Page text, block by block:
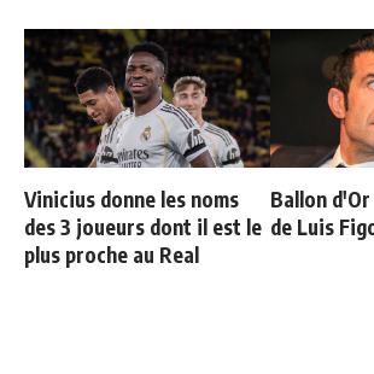
Vinicius donne les noms
des 3 joueurs dont il est le
plus proche au Real
Ballon
de Luis